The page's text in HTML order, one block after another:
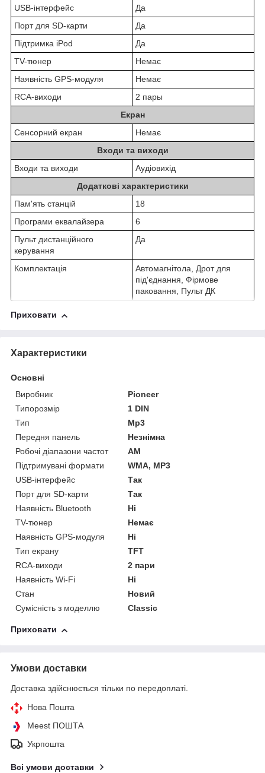
USB-інтерфейс
Да
Порт для SD-карти
Да
Підтримка iPod
Да
TV-тюнер
Немає
Наявність GPS-модуля
Немає
RCA-виходи
2 пары
Екран
Сенсорний екран
Немає
Входи та виходи
Входи та виходи
Аудіовихід
Додаткові характеристики
Пам'ять станцій
18
Програми еквалайзера
6
Пульт дистанційного
керування
Да
Комплектація
Автомагнітола, Дрот для
під'єднання, Фірмове
паковання, Пульт ДК
Приховати
Характеристики
Основні
Виробник
Pioneer
Типорозмір
1 DIN
Тип
Mp3
Передня панель
Незнімна
Робочі діапазони частот
AM
Підтримувані формати
WMA, MP3
USB-інтерфейс
Так
Порт для SD-карти
Так
Наявність Bluetooth
Ні
TV-тюнер
Немає
Наявність GPS-модуля
Ні
Тип екрану
TFT
RCA-виходи
2 пари
Наявність Wi-Fi
Ні
Стан
Новий
Сумісність з моделлю
Classic
Приховати
Умови доставки
Доставка здійснюється тільки по передоплаті.
Нова Пошта
Meest ПОШТА
Укрпошта
Всі умови доставки